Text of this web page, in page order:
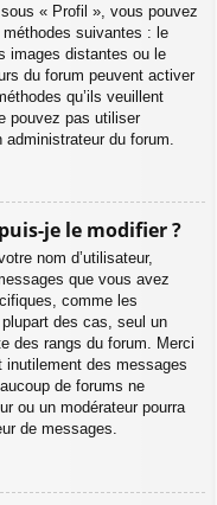
« Profil », vous pouvez
suivantes : le
images distantes ou le
du forum peuvent activer
qu’ils veuillent
pouvez pas utiliser
du forum.
je le modifier ?
nom d’utilisateur,
que vous avez
comme les
des cas, seul un
des rangs du forum. Merci
des messages
de forums ne
ou un modérateur pourra
de messages.